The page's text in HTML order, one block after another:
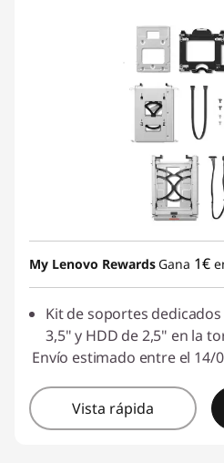
My Lenovo Rewards Gana 1€
Kit de soportes
3,5" y HDD de 2,5" en la
Envío estimado entre el 14/
Vista rápida